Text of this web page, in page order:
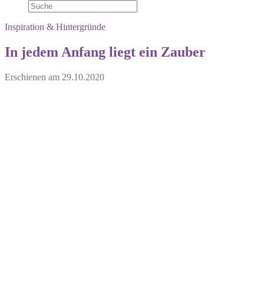
Inspiration & Hintergründe
In jedem Anfang liegt ein Zauber
Erschienen am 29.10.2020